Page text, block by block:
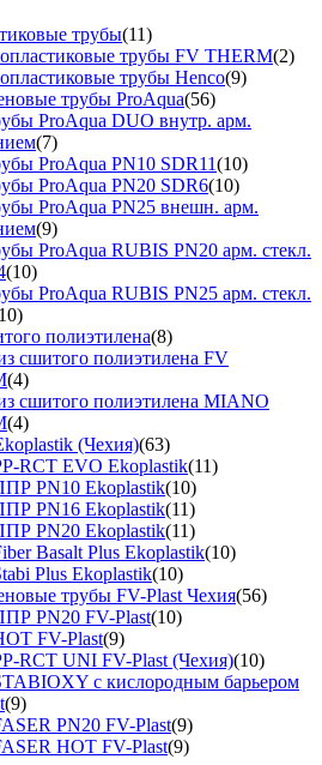
трубы(11)
трубы FV THERM(2)
трубы Henco(9)
трубы ProAqua(56)
ProAqua DUO внутр. арм.
(7)
ProAqua PN10 SDR11(10)
ProAqua PN20 SDR6(10)
ProAqua PN25 внешн. арм.
(9)
ProAqua RUBIS PN20 арм. стекл.
(10)
ProAqua RUBIS PN25 арм. стекл.
полиэтилена(8)
сшитого полиэтилена FV
(4)
сшитого полиэтилена MIANO
(4)
(Чехия)(63)
RCT EVO Ekoplastik(11)
PN10 Ekoplastik(10)
PN16 Ekoplastik(11)
PN20 Ekoplastik(11)
Basalt Plus Ekoplastik(10)
Plus Ekoplastik(10)
трубы FV-Plast Чехия(56)
PN20 FV-Plast(10)
FV-Plast(9)
RCT UNI FV-Plast (Чехия)(10)
с кислородным барьером
(9)
PN20 FV-Plast(9)
HOT FV-Plast(9)